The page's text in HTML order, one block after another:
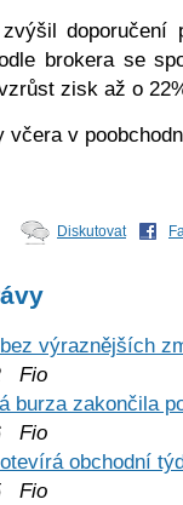
zvýšil
brokera se
zisk až o
včera v
Diskutovat
výraznějších
Fio
burza zakončila
Fio
obchodní
Fio